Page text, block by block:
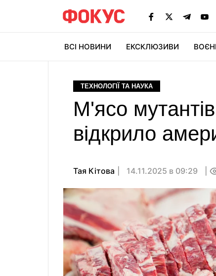
ВСІ НОВИНИ ЕКСКЛЮЗИВИ
ТЕХНОЛОГІЇ ТА НАУКА
М'ясо
відкрило
Тая Кітова 14.11.2025 в 09:29